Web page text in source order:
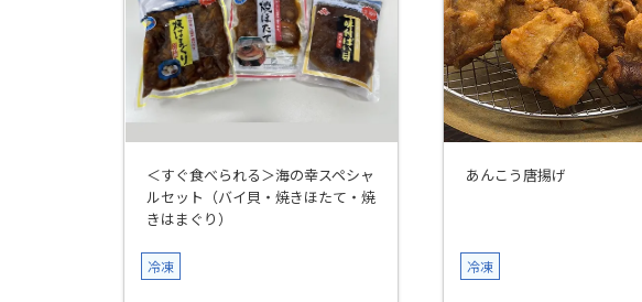
＜すぐ食べられる＞海の幸スペシャ
ルセット（バイ貝・焼きほたて・焼
きはまぐり）
冷凍
あんこう唐揚げ
冷凍